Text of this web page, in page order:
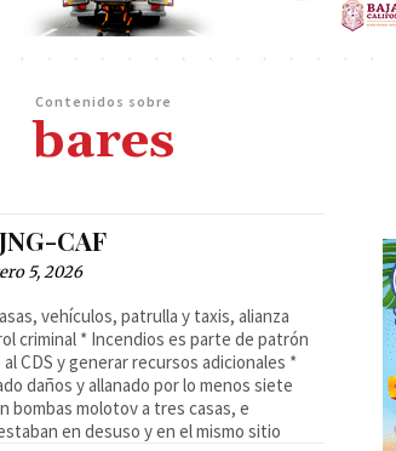
Contenidos sobre
bares
CAF
5, 2026
vehículos, patrulla y taxis, alianza
criminal * Incendios es parte de patrón
CDS y generar recursos adicionales *
daños y allanado por lo menos siete
bombas molotov a tres casas, e
en desuso y en el mismo sitio